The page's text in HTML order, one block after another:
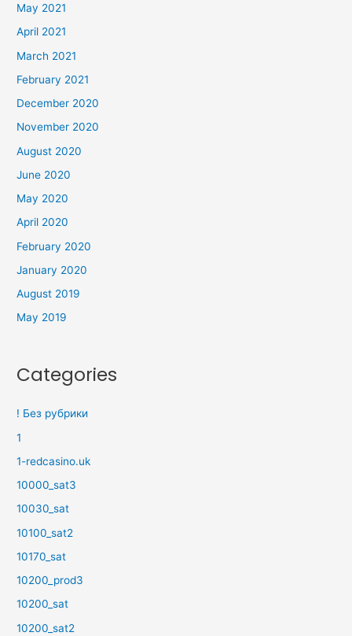
May 2021
April 2021
March 2021
February 2021
December 2020
November 2020
August 2020
June 2020
May 2020
April 2020
February 2020
January 2020
August 2019
May 2019
Categories
! Без рубрики
1
1-redcasino.uk
10000_sat3
10030_sat
10100_sat2
10170_sat
10200_prod3
10200_sat
10200_sat2